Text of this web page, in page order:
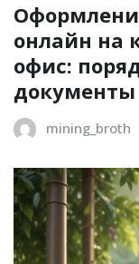
онлайн на
офис:
документы
mining_broth